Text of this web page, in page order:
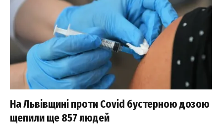
На Львівщині проти Covid бустерною дозою
щепили ще 857 людей